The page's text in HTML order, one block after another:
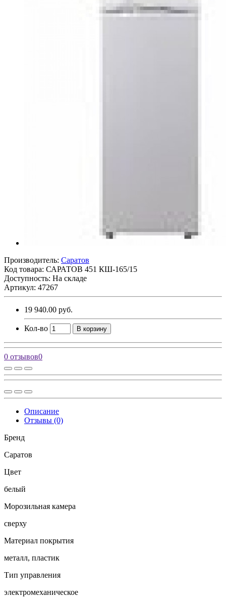
Производитель: Саратов
Код товара: САРАТОВ 451 КШ-165/15
Доступность: На складе
Артикул: 47267
19 940.00 руб.
Кол-во В корзину
0 отзывов0
Описание
Отзывы (0)
Бренд
Саратов
Цвет
белый
Морозильная камера
сверху
Материал покрытия
металл, пластик
Тип управления
электромеханическое